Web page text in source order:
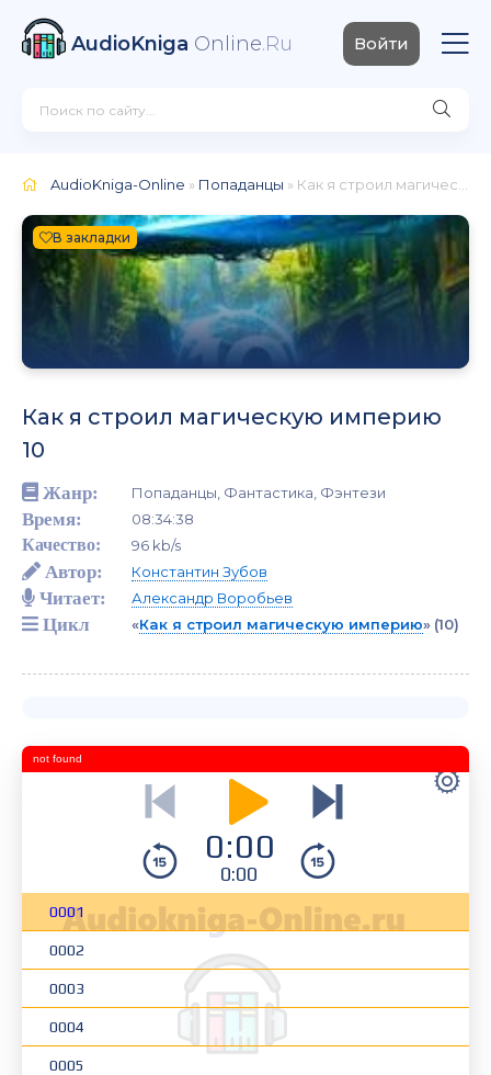
AudioKniga Online.Ru Войти
AudioKniga-Online » Попаданцы » Как я строил магическую империю 10
В закладки
Как я строил магическую империю
10
Жанр: Попаданцы, Фантастика, Фэнтези
Время:
08:34:38
Качество:
96 kb/s
Автор: Константин Зубов
Читает: Александр Воробьев
Цикл «Как я строил магическую империю» (10)
0:00
0:00
0001
0002
0003
0004
0005
not found